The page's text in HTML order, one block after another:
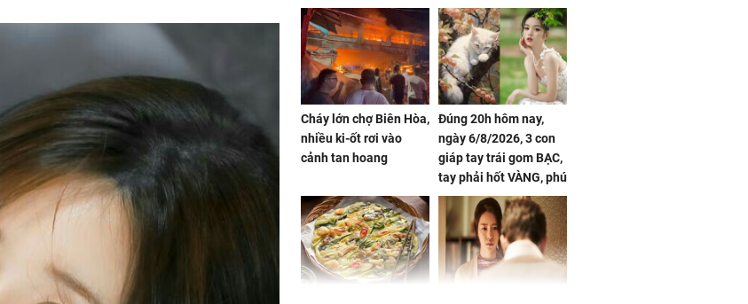
Cháy lớn chợ Biên Hòa,
nhiều ki-ốt rơi vào
cảnh tan hoang
Đúng 20h hôm nay,
ngày 6/8/2026, 3 con
giáp tay trái gom BẠC,
tay phải hốt VÀNG, phú
quý ngập nhà, của cải
chất đầy kho